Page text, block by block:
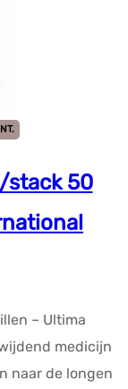
stack 50
– Ultima
medicijn
naar de longen